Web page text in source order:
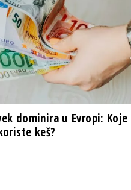
dominira u Evropi: Koje
keš?